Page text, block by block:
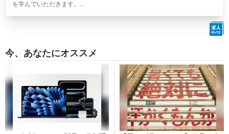
を学んでいただきます。...
今、あなたにオススメ